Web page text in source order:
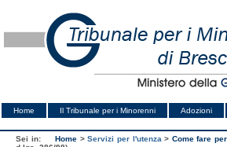
Home Il Tribunale per i Minorenni Adozioni
Sei in: Home >Servizi per l'utenza > Come fare per